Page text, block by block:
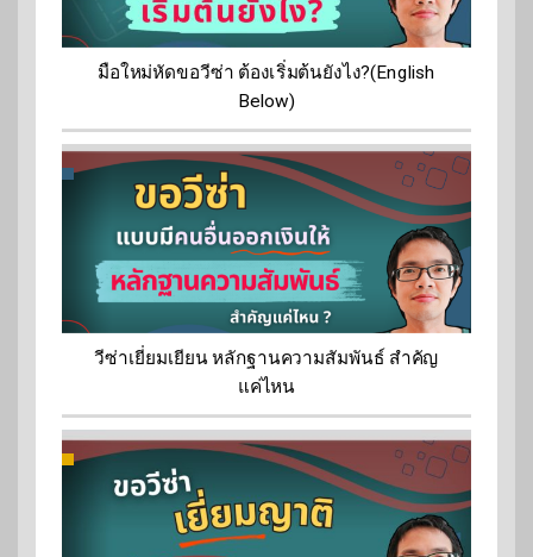
มือใหม่หัดขอวีซ่า ต้องเริ่มต้นยังไง?(English
Below)
วีซ่าเยี่ยมเยียน หลักฐานความสัมพันธ์ สำคัญ
แค่ไหน